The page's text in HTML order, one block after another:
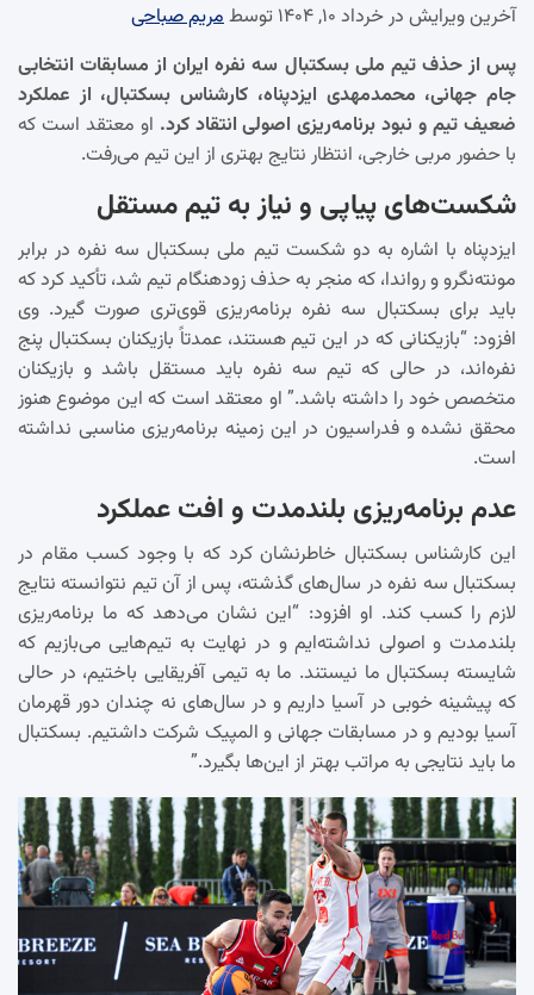
آخرین ویرایش در خرداد ۱۰, ۱۴۰۴ توسط
مریم صباحی
پس از حذف تیم ملی بسکتبال سه نفره ایران از مسابقات انتخابی
جام جهانی، محمدمهدی ایزدپناه، کارشناس بسکتبال، از عملکرد
ضعیف تیم و نبود برنامه‌ریزی اصولی انتقاد کرد. او معتقد است که
با حضور مربی خارجی، انتظار نتایج بهتری از این تیم می‌رفت.
شکست‌های پیاپی و نیاز به تیم مستقل
ایزدپناه با اشاره به دو شکست تیم ملی بسکتبال سه نفره در برابر
مونته‌نگرو و رواندا، که منجر به حذف زودهنگام تیم شد، تأکید کرد که
باید برای بسکتبال سه نفره برنامه‌ریزی قوی‌تری صورت گیرد. وی
افزود: “بازیکنانی که در این تیم هستند، عمدتاً بازیکنان بسکتبال پنج
نفره‌اند، در حالی که تیم سه نفره باید مستقل باشد و بازیکنان
متخصص خود را داشته باشد.” او معتقد است که این موضوع هنوز
محقق نشده و فدراسیون در این زمینه برنامه‌ریزی مناسبی نداشته
است.
عدم برنامه‌ریزی بلندمدت و افت عملکرد
این کارشناس بسکتبال خاطرنشان کرد که با وجود کسب مقام در
بسکتبال سه نفره در سال‌های گذشته، پس از آن تیم نتوانسته نتایج
لازم را کسب کند. او افزود: “این نشان می‌دهد که ما برنامه‌ریزی
بلندمدت و اصولی نداشته‌ایم و در نهایت به تیم‌هایی می‌بازیم که
شایسته بسکتبال ما نیستند. ما به تیمی آفریقایی باختیم، در حالی
که پیشینه خوبی در آسیا داریم و در سال‌های نه چندان دور قهرمان
آسیا بودیم و در مسابقات جهانی و المپیک شرکت داشتیم. بسکتبال
ما باید نتایجی به مراتب بهتر از این‌ها بگیرد.”